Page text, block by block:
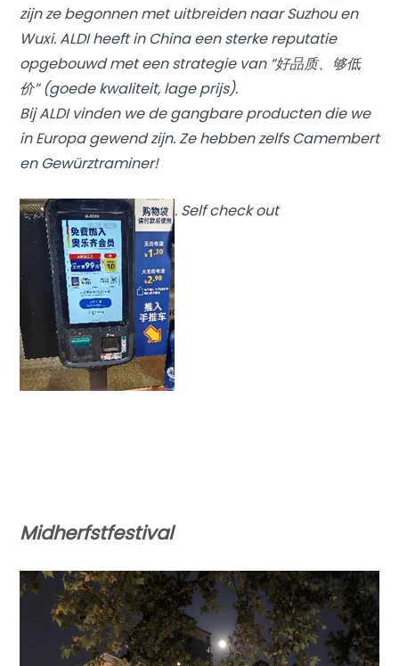
zijn ze begonnen met uitbreiden naar Suzhou en
Wuxi. ALDI heeft in China een sterke reputatie
opgebouwd met een strategie van “好品质、够低
价” (goede kwaliteit, lage prijs).
Bij ALDI vinden we de gangbare producten die we
in Europa gewend zijn. Ze hebben zelfs Camembert
en Gewürztraminer!
. Self check out
Midherfstfestival